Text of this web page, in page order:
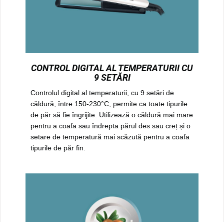
CONTROL DIGITAL AL TEMPERATURII CU
9 SETĂRI
Controlul digital al temperaturii, cu 9 setări de
căldură, între 150-230°C, permite ca toate tipurile
de păr să fie îngrijite. Utilizează o căldură mai mare
pentru a coafa sau îndrepta părul des sau creț și o
setare de temperatură mai scăzută pentru a coafa
tipurile de păr fin.